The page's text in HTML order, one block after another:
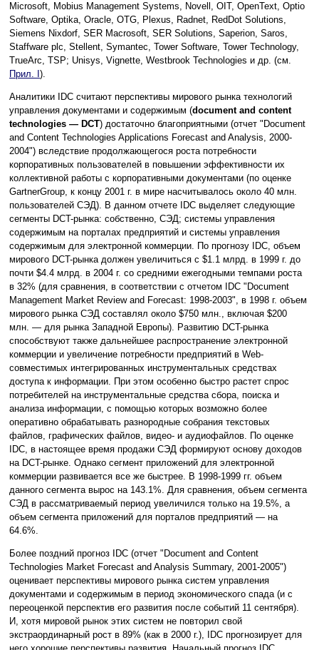
Microsoft, Mobius Management Systems, Novell, OIT, OpenText, Optio
Software, Optika, Oracle, OTG, Plexus, Radnet, RedDot Solutions,
Siemens Nixdorf, SER Macrosoft, SER Solutions, Saperion, Saros,
Staffware plc, Stellent, Symantec, Tower Software, Tower Technology,
TrueArc, TSP; Unisys, Vignette, Westbrook Technologies и др. (см.
Прил. I ).
Аналитики IDC считают перспективы мирового рынка технологий
управления документами и содержимым (document and content
technologies — DCT) достаточно благоприятными (отчет "Document
and Content Technologies Applications Forecast and Analysis, 2000-
2004") вследствие продолжающегося роста потребности
корпоративных пользователей в повышении эффективности их
коллективной работы с корпоративными документами (по оценке
GartnerGroup, к концу 2001 г. в мире насчитывалось около 40 млн.
пользователей CЭД). В данном отчете IDC выделяет следующие
сегменты DCT-рынка: собственно, СЭД; системы управления
содержимым на порталах предприятий и системы управления
содержимым для электронной коммерции. По прогнозу IDC, объем
мирового DCT-рынка должен увеличиться с $1.1 млрд. в 1999 г. до
почти $4.4 млрд. в 2004 г. со средними ежегодными темпами роста
в 32% (для сравнения, в соответствии с отчетом IDC "Document
Management Market Review and Forecast: 1998-2003", в 1998 г. объем
мирового рынка СЭД составлял около $750 млн., включая $200
млн. — для рынка Западной Европы). Развитию DCT-рынка
способствуют также дальнейшее распространение электронной
коммерции и увеличение потребности предприятий в Web-
совместимых интегрированных инструментальных средствах
доступа к информации. При этом особенно быстро растет спрос
потребителей на инструментальные средства сбора, поиска и
анализа информации, с помощью которых возможно более
оперативно обрабатывать разнородные собрания текстовых
файлов, графических файлов, видео- и аудиофайлов. По оценке
IDC, в настоящее время продажи СЭД формируют основу доходов
на DCT-рынке. Однако сегмент приложений для электронной
коммерции развивается все же быстрее. В 1998-1999 гг. объем
данного сегмента вырос на 143.1%. Для сравнения, объем сегмента
СЭД в рассматриваемый период увеличился только на 19.5%, а
объем сегмента приложений для порталов предприятий — на
64.6%.
Более поздний прогноз IDC (отчет "Document and Content
Technologies Market Forecast and Analysis Summary, 2001-2005")
оценивает перспективы мирового рынка систем управления
документами и содержимым в период экономического спада (и с
переоценкой перспектив его развития после событий 11 сентября).
И, хотя мировой рынок этих систем не повторил свой
экстраординарный рост в 89% (как в 2000 г.), IDC прогнозирует для